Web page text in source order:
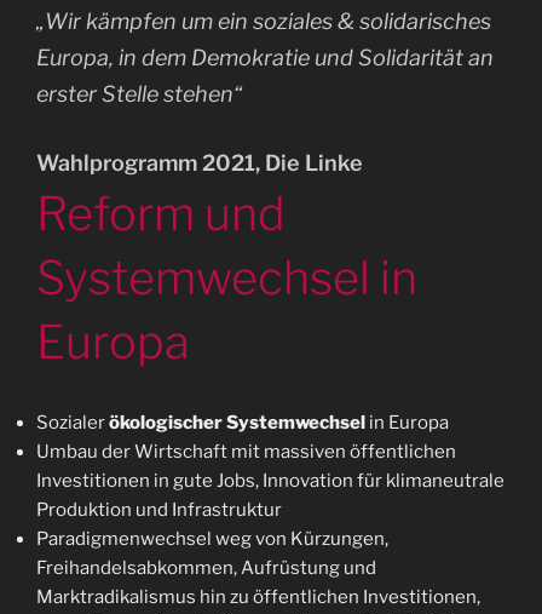
„Wir kämpfen um ein soziales & solidarisches
Europa, in dem Demokratie und Solidarität an
erster Stelle stehen“
Wahlprogramm 2021, Die Linke
Reform und
Systemwechsel in
Europa
Sozialerökologischer Systemwechsel in Europa
Umbau der Wirtschaft mit massiven öffentlichen
Investitionen in gute Jobs, Innovation für klimaneutrale
Produktion und Infrastruktur
Paradigmenwechsel weg von Kürzungen,
Freihandelsabkommen, Aufrüstung und
Marktradikalismus hin zu öffentlichen Investitionen,